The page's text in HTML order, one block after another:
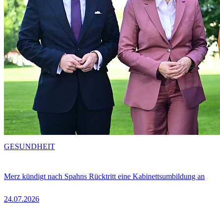
Merz kündigt nach Spahns Rücktritt eine Kabinettsumbildung an
24.07.2026
GESUNDHEIT